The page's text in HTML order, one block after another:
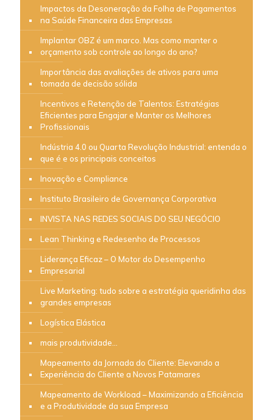
Impactos da Desoneração da Folha de Pagamentos
na Saúde Financeira das Empresas
Implantar OBZ é um marco. Mas como manter o
orçamento sob controle ao longo do ano?
Importância das avaliações de ativos para uma
tomada de decisão sólida
Incentivos e Retenção de Talentos: Estratégias
Eficientes para Engajar e Manter os Melhores
Profissionais
Indústria 4.0 ou Quarta Revolução Industrial: entenda o
que é e os principais conceitos
Inovação e Compliance
Instituto Brasileiro de Governança Corporativa
INVISTA NAS REDES SOCIAIS DO SEU NEGÓCIO
Lean Thinking e Redesenho de Processos
Liderança Eficaz – O Motor do Desempenho
Empresarial
Live Marketing: tudo sobre a estratégia queridinha das
grandes empresas
Logística Elástica
mais produtividade…
Mapeamento da Jornada do Cliente: Elevando a
Experiência do Cliente a Novos Patamares
Mapeamento de Workload – Maximizando a Eficiência
e a Produtividade da sua Empresa